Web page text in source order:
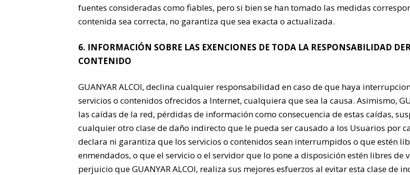
fuentes consideradas como fiables, pero si bien se han tomado las medidas
contenida sea correcta, no garantiza que sea exacta o actualizada.
6. INFORMACIÓN SOBRE LAS EXENCIONES DE TODA LA RESPONSABILIDAD
CONTENIDO
GUANYAR ALCOI, declina cualquier responsabilidad en caso de que haya
servicios o contenidos ofrecidos a Internet, cualquiera que sea la causa. Asimismo,
las caídas de la red, pérdidas de información como consecuencia de estas caídas,
cualquier otro clase de daño indirecto que le pueda ser causado a los Usuarios por
declara ni garantiza que los servicios o contenidos sean interrumpidos o que estén
enmendados, o que el servicio o el servidor que lo pone a disposición estén libres de
perjuicio que GUANYAR ALCOI, realiza sus mejores esfuerzos al evitar esta clase de